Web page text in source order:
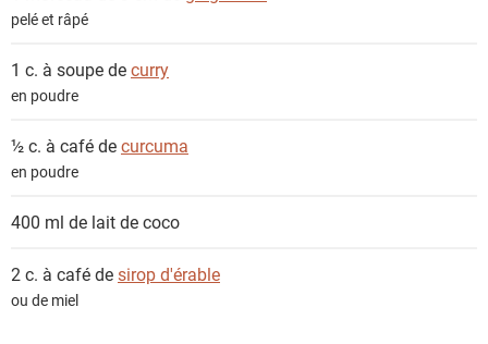
pelé et râpé
1 c. à soupe decurry
en poudre
½ c. à café decurcuma
en poudre
400 ml de lait de coco
2 c. à café desirop d'érable
ou de miel